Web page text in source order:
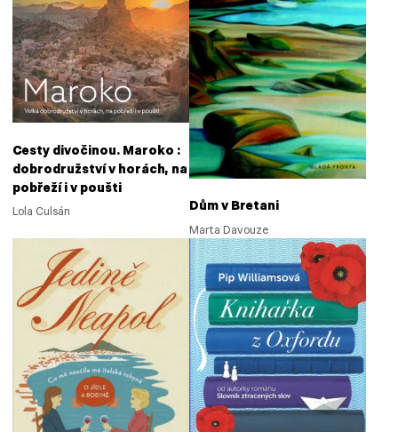
Cesty divočinou. Maroko :
dobrodružství v horách, na
pobřeží i v poušti
Lola Culsán Dům v Bretani
Marta Davouze